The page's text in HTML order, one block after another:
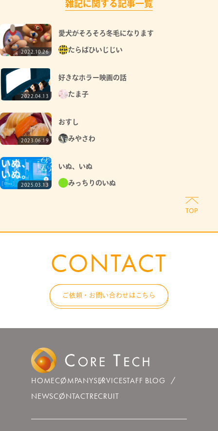
雑記に関する記事一覧
2022.10.26
愛犬がそろそろ冬毛になります
たらばひいじじい
2022.04.13
好きなホラー映画の話
たま子
2023.06.19
おすし
みやさわ
2025.03.13
いぬ、いぬ
みっちりのいぬ
CONTACT
ご依頼・お問い合わせはこちら
HOMECOMPANYSERVICESTAFF BLOG
NEWSCONTACTRECRUIT